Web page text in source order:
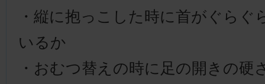
・縦に抱っこした時に首がぐらぐ
いるか
・おむつ替えの時に足の開きの硬